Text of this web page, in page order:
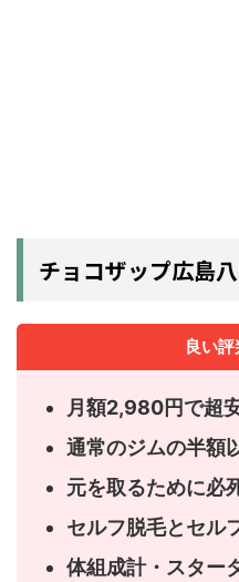
チョコザップ広島
良い
月額2,980円で超
通常のジムの半額
元を取るために必
セルフ脱毛とセル
体組成計・スター